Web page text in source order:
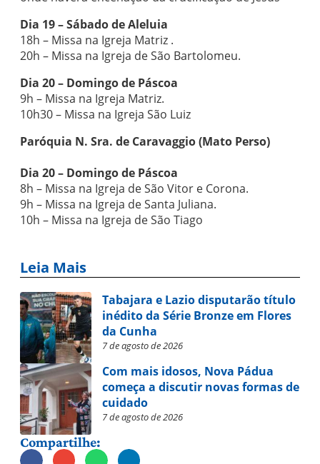
Dia 19 – Sábado de Aleluia
18h – Missa na Igreja Matriz .
20h – Missa na Igreja de São Bartolomeu.
Dia 20 – Domingo de Páscoa
9h – Missa na Igreja Matriz.
10h30 – Missa na Igreja São Luiz
Paróquia N. Sra. de Caravaggio (Mato Perso)
Dia 20 – Domingo de Páscoa
8h – Missa na Igreja de São Vitor e Corona.
9h – Missa na Igreja de Santa Juliana.
10h – Missa na Igreja de São Tiago
Leia Mais
Tabajara e Lazio disputarão título
inédito da Série Bronze em Flores
da Cunha
7 de agosto de 2026
Com mais idosos, Nova Pádua
começa a discutir novas formas de
cuidado
7 de agosto de 2026
Compartilhe: